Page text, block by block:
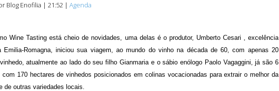
Blog Enofilia | 21:52 | Agenda
Wine Tasting está cheio de novidades, uma delas é o produtor, Umberto Cesari , excelência
Emilia-Romagna, iniciou sua viagem, ao mundo do vinho na década de 60, com apenas 20
atualmente ao lado do seu filho Gianmaria e o sábio enólogo Paolo Vagaggini, já são 6
com 170 hectares de vinhedos posicionados em colinas vocacionadas para extrair o melhor da
de outras variedades locais.